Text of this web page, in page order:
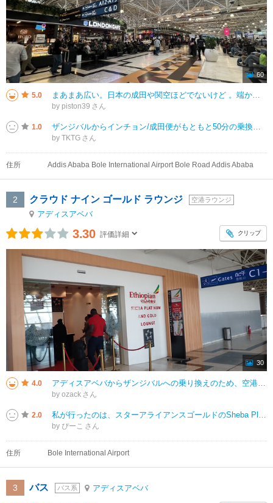
60
5.0 まあまあ広い。日本の成田や関空ほどでないけど 。端から端まで、シャトルバス等は使わずに歩いて行ける距離。搭乗ゲートが番号順に並んでるいるので、迷うこともなく、見つけやすい。 無料Wi-Fiは問題なく使えました。プライオ
by piston39
1.0 ザンジバルからインチョン/成田便がもともと50分の乗換設定でした。事前にエチオピア航空に問い合わせると30分までだったら乗換可能で問題ないとのこと。当日ザンジバル空港からET812の出発が50分ほど遅れ、これは乗り換えられ
by TKTG
住所 Addis Ababa Bole International Airport Bole Road Addis Ababa
2 クラウド ナイン ゴールド ラウンジ 空港ラウンジ
アディスアベバ
3.30 評価詳細 クリップ
30
4.0 アディスアベバからザンジバルへの乗り換えのため、空港で８時間近く待機する際に利用。スタアラゴールドなら使えるので、日本人も多いかと思ったのですが、結局私以外に日本人はいなかった？ようです。施設は広くてガラガラ。窓際のリクラ
by ozack
2.0 私が行ったのは、スターアライアンスゴールドのSheba Platinum lounge？の方だと思うのですが、なかったのでここに書きます。 拠点空港のラウンジなので、広いです。トラディショナルコーヒーのブースもあったり、
by ぴーこ
住所 Bole International Airport
3 バス バス系 アディスアベバ